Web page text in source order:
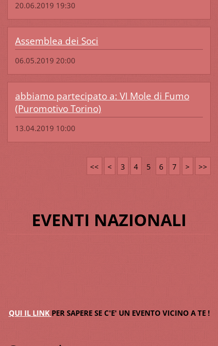
20.06.2019 19:30
Assemblea dei Soci
06.05.2019 20:00
abbiamo partecipato a: VI Mole di Fumo
(Puromotivo Torino)
13.04.2019 10:00
<< < 3 4 5 6 7 > >>
EVENTI NAZIONALI
QUI IL LINK PER SAPERE SE C'E' UN EVENTO VICINO A TE !